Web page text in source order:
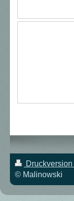
Druckversion
© Malinowski